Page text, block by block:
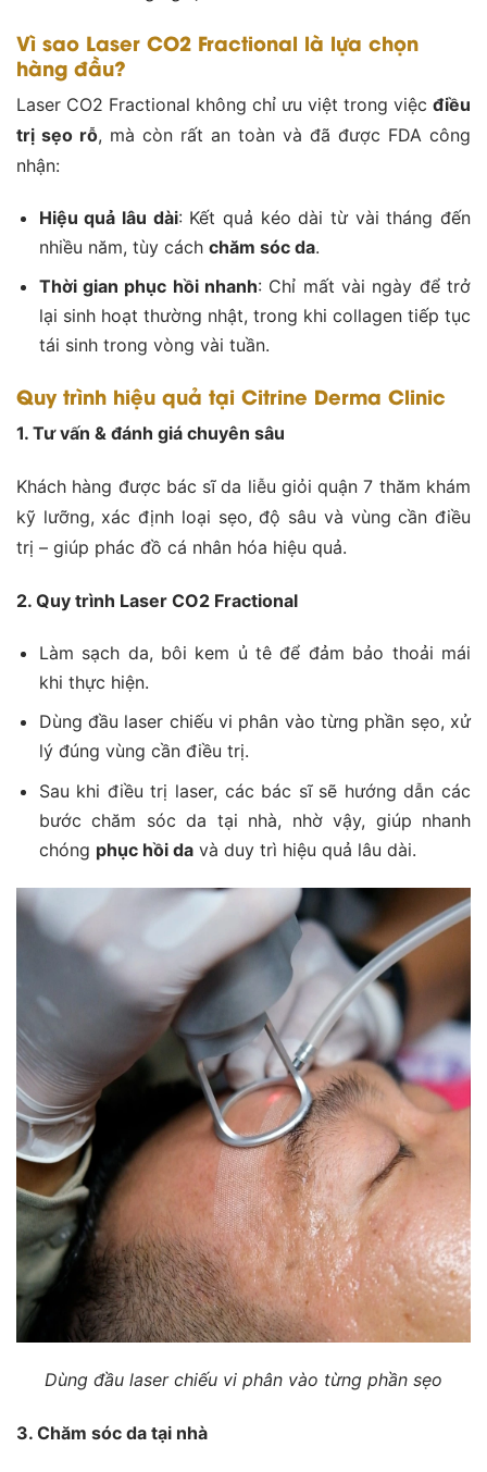
Vì sao Laser CO2 Fractional là lựa chọn
hàng đầu?
Laser CO2 Fractional không chỉ ưu việt trong việc điều
trị sẹo rỗ, mà còn rất an toàn và đã được FDA công
nhận:
Hiệu quả lâu dài: Kết quả kéo dài từ vài tháng đến
nhiều năm, tùy cách chăm sóc da.
Thời gian phục hồi nhanh: Chỉ mất vài ngày để trở
lại sinh hoạt thường nhật, trong khi collagen tiếp tục
tái sinh trong vòng vài tuần.
Quy trình hiệu quả tại Citrine Derma Clinic
1. Tư vấn & đánh giá chuyên sâu
Khách hàng được bác sĩ da liễu giỏi quận 7 thăm khám
kỹ lưỡng, xác định loại sẹo, độ sâu và vùng cần điều
trị – giúp phác đồ cá nhân hóa hiệu quả.
2. Quy trình Laser CO2 Fractional
Làm sạch da, bôi kem ủ tê để đảm bảo thoải mái
khi thực hiện.
Dùng đầu laser chiếu vi phân vào từng phần sẹo, xử
lý đúng vùng cần điều trị.
Sau khi điều trị laser, các bác sĩ sẽ hướng dẫn các
bước chăm sóc da tại nhà, nhờ vậy, giúp nhanh
chóng phục hồi davà duy trì hiệu quả lâu dài.
Dùng đầu laser chiếu vi phân vào từng phần sẹo
3. Chăm sóc da tại nhà